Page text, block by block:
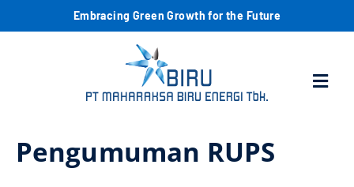
Embracing Green Growth for the Future
Menu
Pengumuman RUPS